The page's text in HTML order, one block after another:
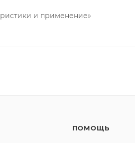
и применение»
ПОМОЩЬ